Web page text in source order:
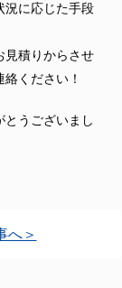
況に応じた手段
見積りからさせ
ください！
とうございまし
へ＞